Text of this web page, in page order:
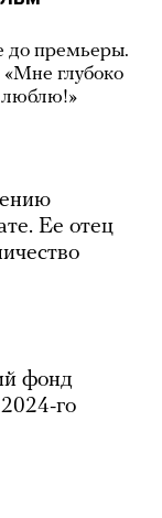
до премьеры.
глубоко
люблю!»
Ее отец
фонд
го